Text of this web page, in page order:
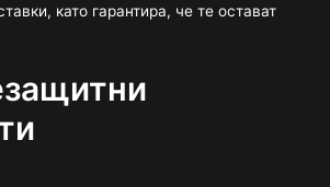
като гарантира, че те остават